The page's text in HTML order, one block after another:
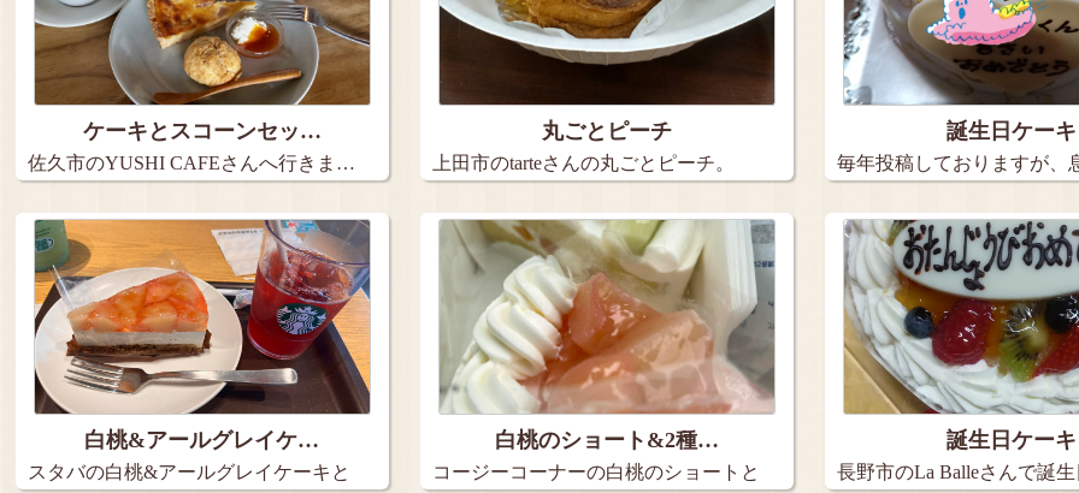
ケーキとスコーンセッ…
佐久市のYUSHI CAFEさんへ行きま…
丸ごとピーチ
上田市のtarteさんの丸ごとピーチ。
誕生日ケーキ
毎年投稿しておりますが、
白桃&アールグレイケ…
スタバの白桃&アールグレイケーキと
白桃のショート&2種…
コージーコーナーの白桃のショートと
誕生日ケーキ
長野市のLa Balleさんで誕